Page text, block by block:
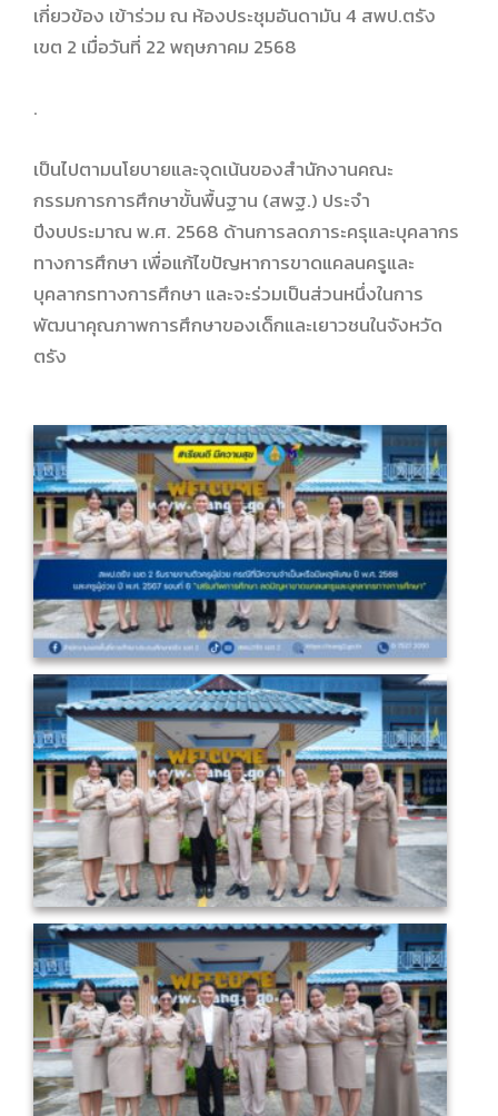
เกี่ยวข้อง เข้าร่วม ณ ห้องประชุมอันดามัน 4 สพป.ตรัง
เขต 2 เมื่อวันที่ 22 พฤษภาคม 2568
.
เป็นไปตามนโยบายและจุดเน้นของสำนักงานคณะ
กรรมการการศึกษาขั้นพื้นฐาน (สพฐ.) ประจำ
ปีงบประมาณ พ.ศ. 2568 ด้านการลดภาระครุและบุคลากร
ทางการศึกษา เพื่อแก้ไขปัญหาการขาดแคลนครูและ
บุคลากรทางการศึกษา และจะร่วมเป็นส่วนหนึ่งในการ
พัฒนาคุณภาพการศึกษาของเด็กและเยาวชนในจังหวัด
ตรัง